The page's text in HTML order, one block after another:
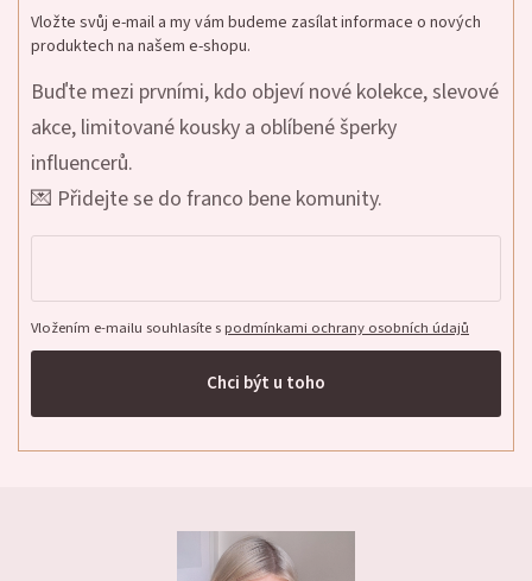
Vložte svůj e-mail a my vám budeme zasílat informace o nových
produktech na našem e-shopu.
Buďte mezi prvními, kdo objeví nové kolekce, slevové
akce, limitované kousky a oblíbené šperky
influencerů.
💌 Přidejte se do franco bene komunity.
Vložením e-mailu souhlasíte s podmínkami ochrany osobních údajů
Chci být u toho